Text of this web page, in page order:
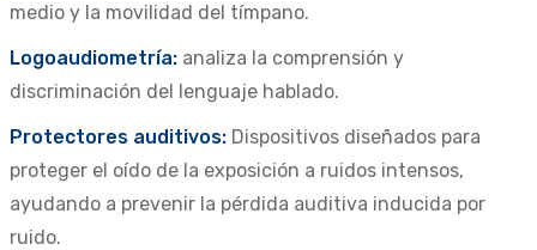
medio y la movilidad del tímpano.
Logoaudiometría:analiza la comprensión y
discriminación del lenguaje hablado.
Protectores auditivos:Dispositivos diseñados para
proteger el oído de la exposición a ruidos intensos,
ayudando a prevenir la pérdida auditiva inducida por
ruido.